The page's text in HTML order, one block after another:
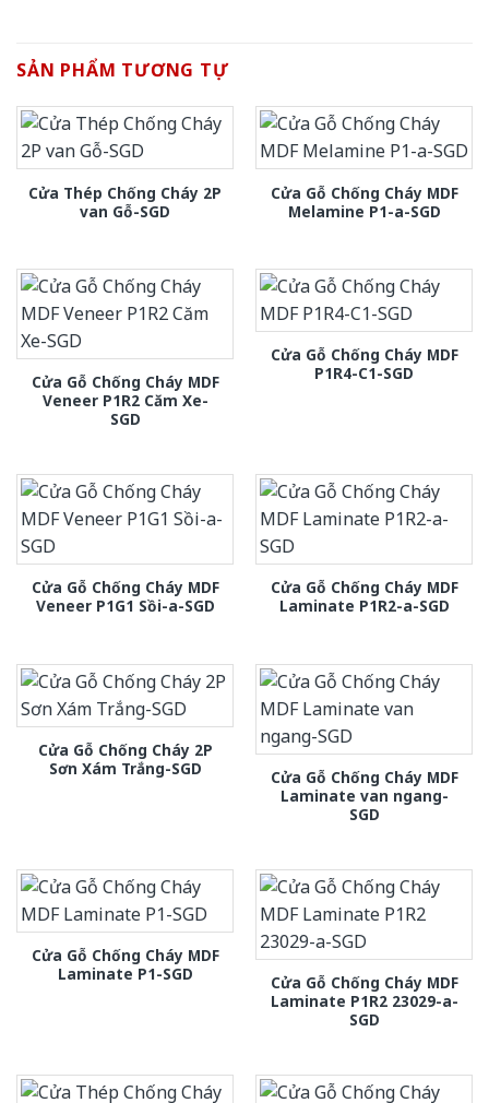
SẢN PHẨM TƯƠNG TỰ
Cửa Thép Chống Cháy 2P
van Gỗ-SGD
Cửa Gỗ Chống Cháy MDF
Melamine P1-a-SGD
Cửa Gỗ Chống Cháy MDF
Veneer P1R2 Căm Xe-
SGD
Cửa Gỗ Chống Cháy MDF
P1R4-C1-SGD
Cửa Gỗ Chống Cháy MDF
Veneer P1G1 Sồi-a-SGD
Cửa Gỗ Chống Cháy MDF
Laminate P1R2-a-SGD
Cửa Gỗ Chống Cháy 2P
Sơn Xám Trắng-SGD
Cửa Gỗ Chống Cháy MDF
Laminate van ngang-
SGD
Cửa Gỗ Chống Cháy MDF
Laminate P1-SGD
Cửa Gỗ Chống Cháy MDF
Laminate P1R2 23029-a-
SGD